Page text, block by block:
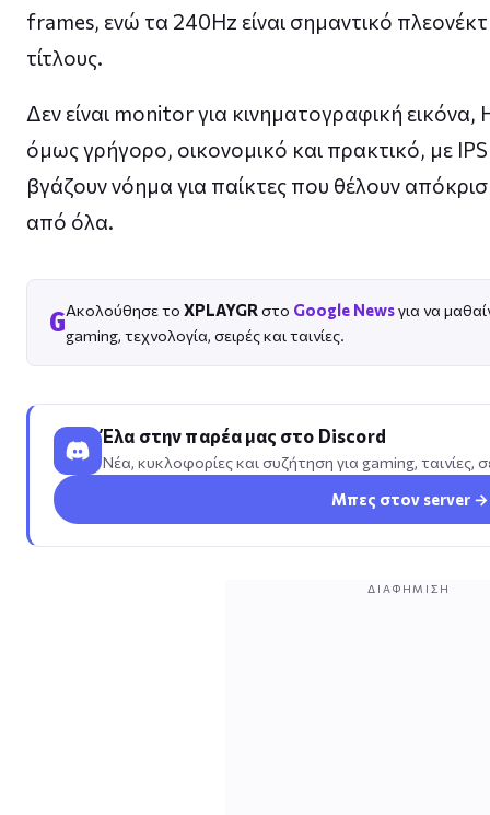
frames, ενώ τα 240Hz είναι σημαντικό
τίτλους.
Δεν είναι monitor για κινηματογραφική εικόνα,
όμως γρήγορο, οικονομικό και πρακτικό, με
βγάζουν νόημα για παίκτες που θέλουν
από όλα.
GΑκολούθησε το XPLAYGR στο Google Newsγια να
gaming, τεχνολογία, σειρές και ταινίες.
Έλα στην παρέα μας στο Discord
Νέα, κυκλοφορίες και συζήτηση για gaming, ταινίες,
Μπες στον server →
ΔΙΑΦΉΜΙΣΗ